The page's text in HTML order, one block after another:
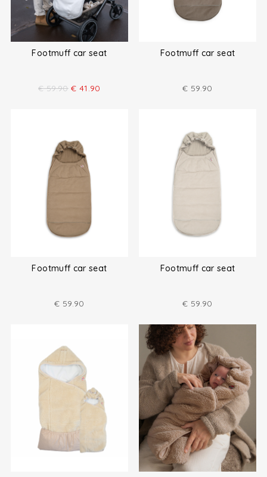
Footmuff car seat
€ 59.90 € 41.90
Footmuff car seat
€ 59.90
Footmuff car seat
€ 59.90
Footmuff car seat
€ 59.90